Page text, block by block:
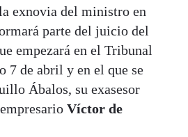
exnovia del ministro en
parte del juicio del
empezará en el Tribunal
7 de abril y en el que se
Ábalos, su exasesor
Víctor de